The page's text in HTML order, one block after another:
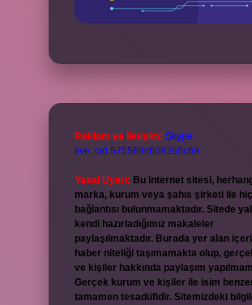
Reklam ve İletişim: Skype:
live:.cid.575569c608265c69
Yasal Uyarı: Bu internet sitesi,
marka, kurum veya şahıs şirketi ile
bağlantısı bulunmamaktadır. Sitede
kendi hazırladığımız makaleler
paylaşılmaktadır. Burada yer alan
haber niteliği taşımamakta olup,
ve kişiler hakkında paylaşım
Gerçek kurum ve kişiler ile isim
tamamen tesadüfidir. Sitemizdeki